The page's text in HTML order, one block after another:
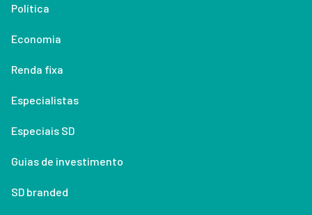
Política
Economia
Renda fixa
Especialistas
Especiais SD
Guias de investimento
SD branded